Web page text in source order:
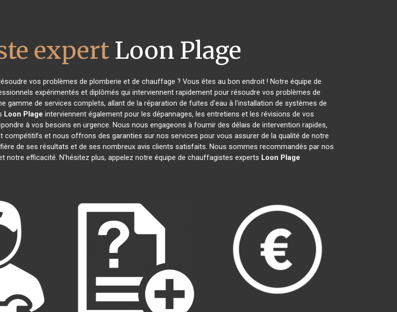
expertLoon Plage
vos problèmes de plomberie et de chauffage ? Vous êtes au bon endroit ! Notre équipe de
expérimentés et diplômés qui interviennent rapidement pour résoudre vos problèmes de
de services complets, allant de la réparation de fuites d'eau à l'installation de systèmes de
Loon Plage interviennent également pour les dépannages, les entretiens et les révisions de vos
à vos besoins en urgence. Nous nous engageons à fournir des délais de intervention rapides,
compétitifs et nous offrons des garanties sur nos services pour vous assurer de la qualité de notre
de ses résultats et de ses nombreux avis clients satisfaits. Nous sommes recommandés par nos
notre efficacité. N'hésitez plus, appelez notre équipe de chauffagistes experts Loon Plage